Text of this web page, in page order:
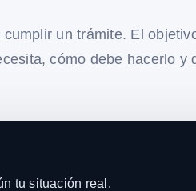
un trámite. El
cómo debe hacerlo y
tu situación real.